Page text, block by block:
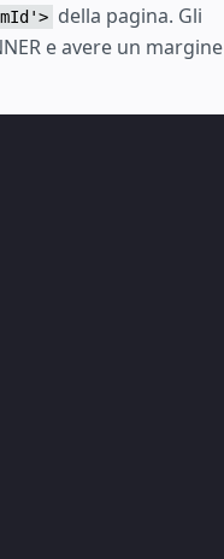
della pagina. Gli
e avere un margine